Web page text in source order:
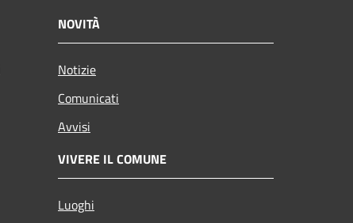
NOVITÀ
Notizie
Comunicati
Avvisi
VIVERE IL COMUNE
Luoghi